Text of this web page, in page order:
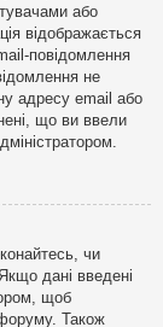
або
відображається
повідомлення
не
адресу email або
що ви ввели
чи
дані введені
щоб
Також